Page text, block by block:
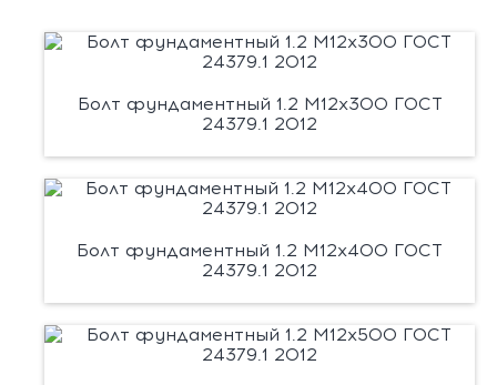
Болт фундаментный 1.2 М12х300 ГОСТ
24379.1 2012
Болт фундаментный 1.2 М12х400 ГОСТ
24379.1 2012